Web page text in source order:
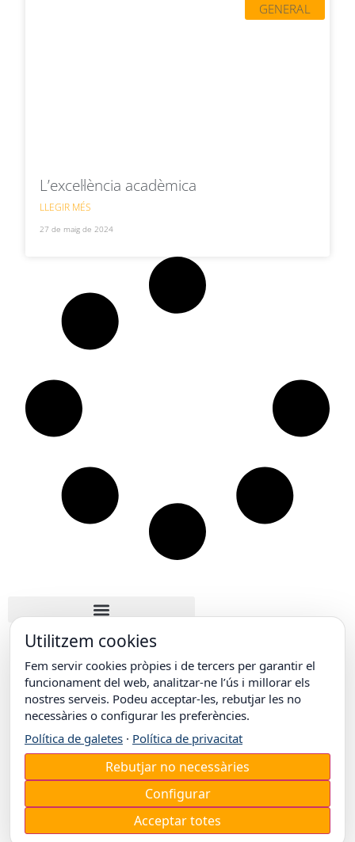
GENERAL
L’excel·lència acadèmica
LLEGIR MÉS
27 de maig de 2024
© COL·LEGI EPISCOPAL DE LLEIDA
Carrer Doctor Combelles, 38
25003 Lleida
T. +34 973 26 31 00
Utilitzem cookies
Fem servir cookies pròpies i de tercers per garantir el
funcionament del web, analitzar-ne l’ús i millorar els
nostres serveis. Podeu acceptar-les, rebutjar les no
necessàries o configurar les preferències.
Política de galetes · Política de privacitat
Rebutjar no necessàries
Configurar
Acceptar totes